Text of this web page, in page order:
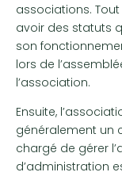
associations.
avoir des statuts
son
lors de
l’association.
Ensuite,
généralement un
chargé de gérer
d’administration